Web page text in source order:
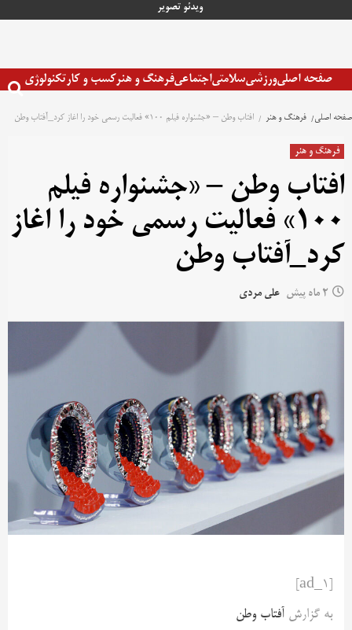
ویدئو تصویر
صفحه اصلیورزشیسلامتیاجتماعیفرهنگ و هنرکسب و کارتکنولوژی
صفحه اصلی فرهنگ و هنر افتاب وطن – «جشنواره فیلم ۱۰۰» فعالیت رسمی خود را اغاز کرد_آفتاب وطن
فرهنگ و هنر
افتاب وطن – «جشنواره فیلم
۱۰۰» فعالیت رسمی خود را اغاز
کرد_آفتاب وطن
2 ماه پیش علی مردی
به گزارش آفتاب وطن